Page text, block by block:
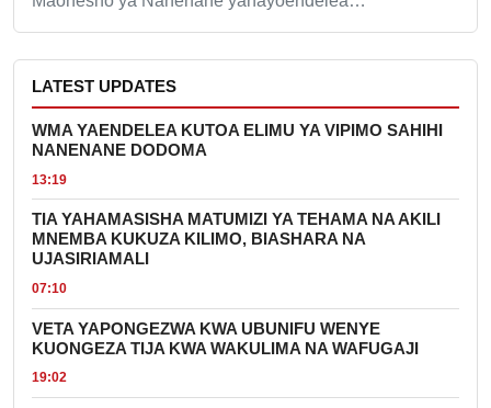
LATEST UPDATES
WMA YAENDELEA KUTOA ELIMU YA VIPIMO SAHIHI
NANENANE DODOMA
13:19
TIA YAHAMASISHA MATUMIZI YA TEHAMA NA AKILI
MNEMBA KUKUZA KILIMO, BIASHARA NA
UJASIRIAMALI
07:10
VETA YAPONGEZWA KWA UBUNIFU WENYE
KUONGEZA TIJA KWA WAKULIMA NA WAFUGAJI
19:02